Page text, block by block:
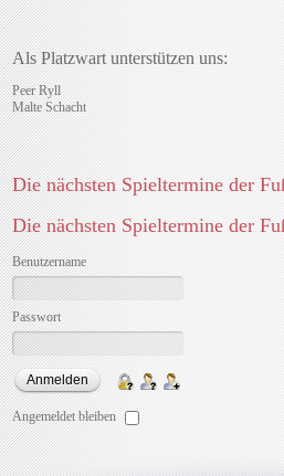
Als Platzwart unterstützen uns:
Peer Ryll
Malte Schacht
Die nächsten Spieltermine der
Die nächsten Spieltermine der
Benutzername
Passwort
Angemeldet bleiben